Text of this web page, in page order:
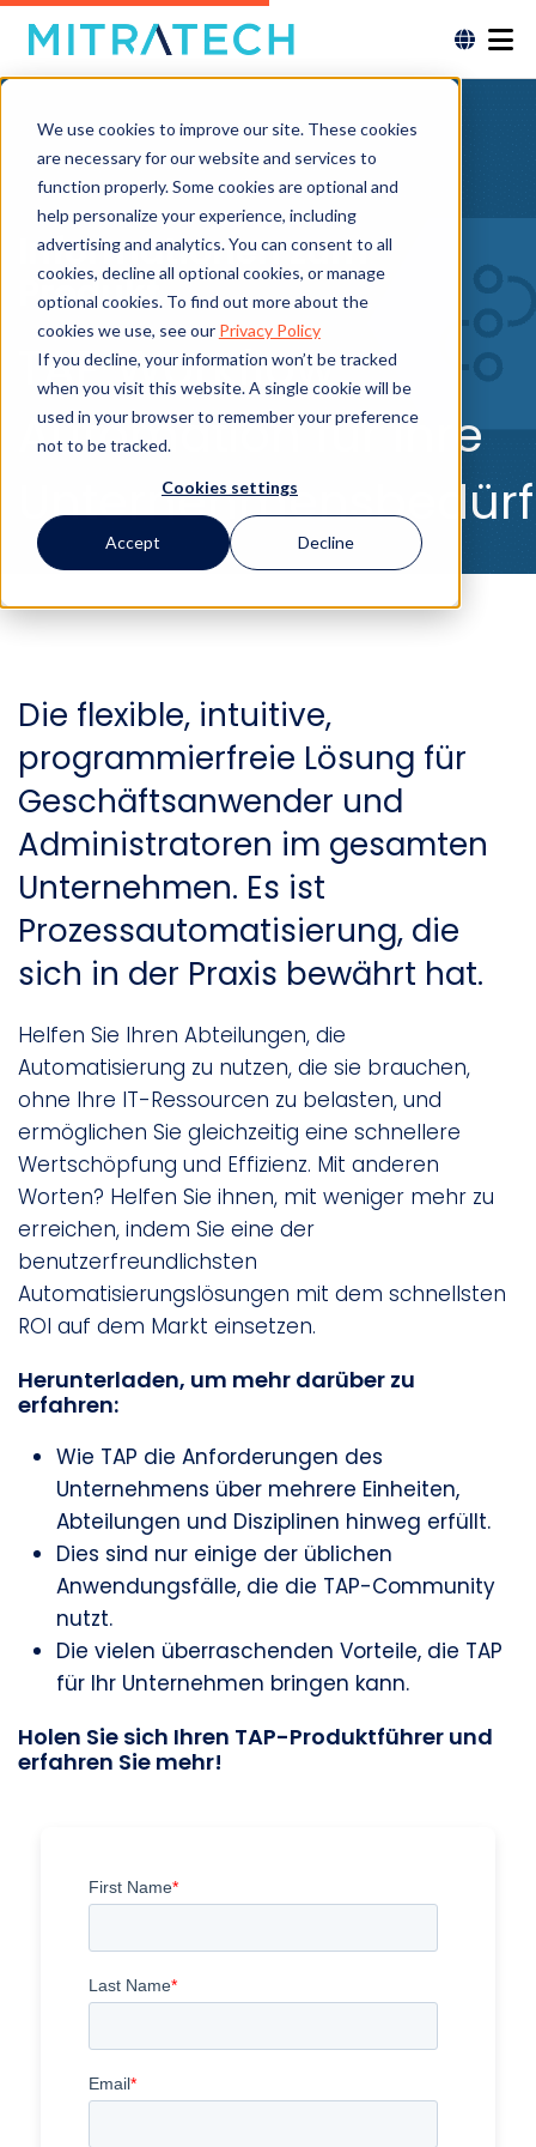
We use cookies to improve our site. These cookies
are necessary for our website and services to
function properly. Some cookies are optional and
help personalize your experience, including
advertising and analytics. You can consent to all
cookies, decline all optional cookies, or manage
optional cookies. To find out more about the
cookies we use, see our Privacy Policy
If you decline, your information won’t be tracked
when you visit this website. A single cookie will be
used in your browser to remember your preference
not to be tracked.
Cookies settings
Accept Decline
Informationen zum
Produkt
TAP Workflow
Automation für Ihre
Die flexible, intuitive,
programmierfreie Lösung für
Geschäftsanwender und
Administratoren im gesamten
Unternehmen. Es ist
Prozessautomatisierung, die
sich in der Praxis bewährt hat.
Helfen Sie Ihren Abteilungen, die
Automatisierung zu nutzen, die sie brauchen,
ohne Ihre IT-Ressourcen zu belasten, und
ermöglichen Sie gleichzeitig eine schnellere
Wertschöpfung und Effizienz. Mit anderen
Worten? Helfen Sie ihnen, mit weniger mehr zu
erreichen, indem Sie eine der
benutzerfreundlichsten
Automatisierungslösungen mit dem schnellsten
ROI auf dem Markt einsetzen.
Herunterladen, um mehr darüber zu
erfahren:
Wie TAP die Anforderungen des
Unternehmens über mehrere Einheiten,
Abteilungen und Disziplinen hinweg erfüllt.
Dies sind nur einige der üblichen
Anwendungsfälle, die die TAP-Community
nutzt.
Die vielen überraschenden Vorteile, die TAP
für Ihr Unternehmen bringen kann.
Holen Sie sich Ihren TAP-Produktführer und
erfahren Sie mehr!